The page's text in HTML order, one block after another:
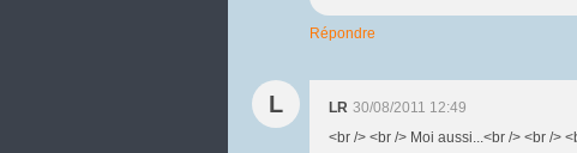
Répondre
L LR 30/08/2011 12:49
<br /> <br /> Moi aussi...<br /> <br />